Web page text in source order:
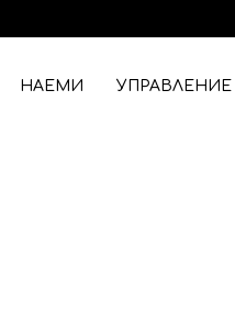
НАЕМИ УПРАВЛЕНИЕ